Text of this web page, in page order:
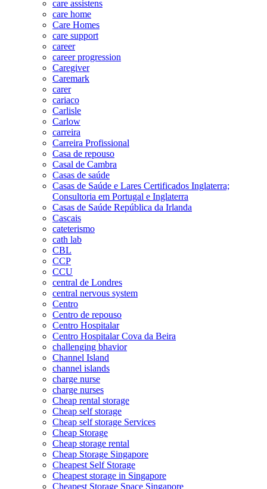
care assistens
care home
Care Homes
care support
career
career progression
Caregiver
Caremark
carer
cariaco
Carlisle
Carlow
carreira
Carreira Profissional
Casa de repouso
Casal de Cambra
Casas de saúde
Casas de Saúde e Lares Certificados Inglaterra;
Consultoria em Portugal e Inglaterra
Casas de Saúde República da Irlanda
Cascais
cateterismo
cath lab
CBL
CCP
CCU
central de Londres
central nervous system
Centro
Centro de repouso
Centro Hospitalar
Centro Hospitalar Cova da Beira
challenging bhavior
Channel Island
channel islands
charge nurse
charge nurses
Cheap rental storage
Cheap self storage
Cheap self storage Services
Cheap Storage
Cheap storage rental
Cheap Storage Singapore
Cheapest Self Storage
Cheapest storage in Singapore
Cheapest Storage Space Singapore